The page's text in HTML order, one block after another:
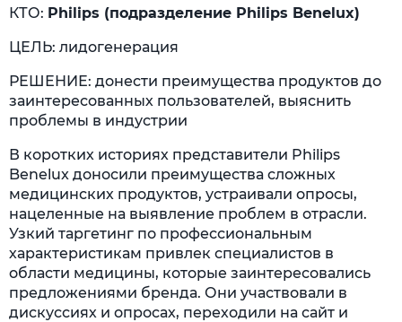
КТО: Philips (подразделение Philips Benelux)
ЦЕЛЬ: лидогенерация
РЕШЕНИЕ: донести преимущества продуктов до
заинтересованных пользователей, выяснить
проблемы в индустрии
В коротких историях представители Philips
Benelux доносили преимущества сложных
медицинских продуктов, устраивали опросы,
нацеленные на выявление проблем в отрасли.
Узкий таргетинг по профессиональным
характеристикам привлек специалистов в
области медицины, которые заинтересовались
предложениями бренда. Они участвовали в
дискуссиях и опросах, переходили на сайт и